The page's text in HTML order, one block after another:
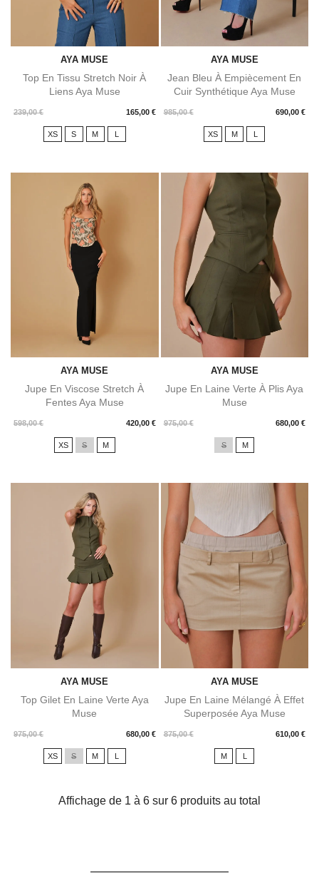
AYA MUSE
Top En Tissu Stretch Noir À
Liens Aya Muse
239,00 € 165,00 €
Prix
XS S M
AYA MUSE
Jean Bleu À Empiècement En
Cuir Synthétique Aya Muse
985,00 € 690,00 €
Prix
XS M
AYA MUSE
Jupe En Viscose Stretch À
Fentes Aya Muse
598,00 € 420,00 €
Prix
XS S M
AYA MUSE
Jupe En Laine Verte À Plis Aya
Muse
975,00 € 680,00 €
Prix
S M
AYA MUSE
Top Gilet En Laine Verte Aya
Muse
975,00 € 680,00 €
Prix
XS S M L
AYA MUSE
Jupe En Laine Mélangé À Effet
Superposée Aya Muse
875,00 € 610,00 €
Prix
M L
Affichage de 1 à 6 sur 6 produits au total